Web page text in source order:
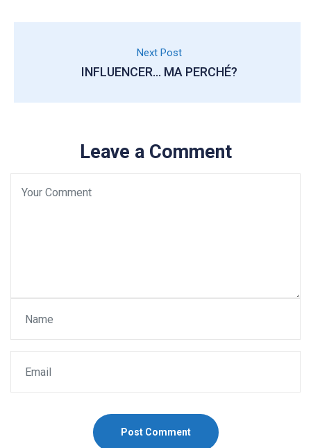
Next Post
INFLUENCER… MA PERCHÉ?
Leave a Comment
Post Comment